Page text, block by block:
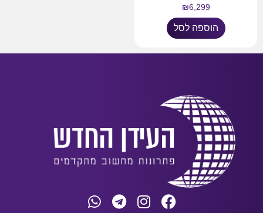
₪6,299
הוספה לסל